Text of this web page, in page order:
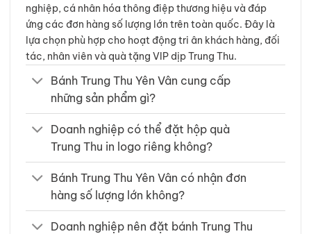
nghiệp, cá nhân hóa thông điệp thương hiệu và đáp
ứng các đơn hàng số lượng lớn trên toàn quốc. Đây là
lựa chọn phù hợp cho hoạt động tri ân khách hàng, đối
tác, nhân viên và quà tặng VIP dịp Trung Thu.
Bánh Trung Thu Yên Vân cung cấp
những sản phẩm gì?
Doanh nghiệp có thể đặt hộp quà
Trung Thu in logo riêng không?
Bánh Trung Thu Yên Vân có nhận đơn
hàng số lượng lớn không?
Doanh nghiệp nên đặt bánh Trung Thu